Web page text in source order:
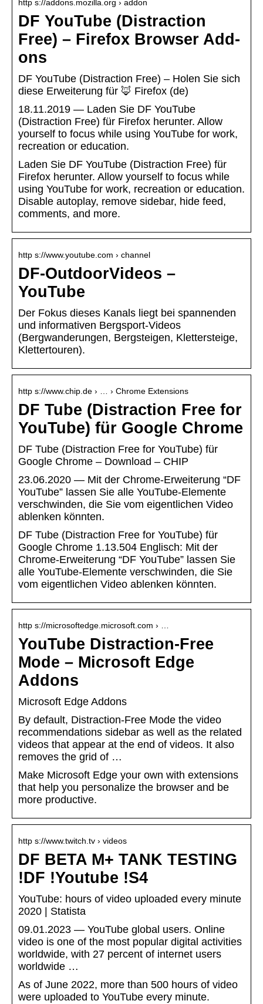
http s://addons.mozilla.org › addon
DF YouTube (Distraction
Free) – Firefox Browser Add-
ons
DF YouTube (Distraction Free) – Holen Sie sich
diese Erweiterung für 🦊 Firefox (de)
18.11.2019 — Laden Sie DF YouTube
(Distraction Free) für Firefox herunter. Allow
yourself to focus while using YouTube for work,
recreation or education.
Laden Sie DF YouTube (Distraction Free) für
Firefox herunter. Allow yourself to focus while
using YouTube for work, recreation or education.
Disable autoplay, remove sidebar, hide feed,
comments, and more.
http s://www.youtube.com › channel
DF-OutdoorVideos –
YouTube
Der Fokus dieses Kanals liegt bei spannenden
und informativen Bergsport-Videos
(Bergwanderungen, Bergsteigen, Klettersteige,
Klettertouren).
http s://www.chip.de › … › Chrome Extensions
DF Tube (Distraction Free for
YouTube) für Google Chrome
DF Tube (Distraction Free for YouTube) für
Google Chrome – Download – CHIP
23.06.2020 — Mit der Chrome-Erweiterung “DF
YouTube” lassen Sie alle YouTube-Elemente
verschwinden, die Sie vom eigentlichen Video
ablenken könnten.
DF Tube (Distraction Free for YouTube) für
Google Chrome 1.13.504 Englisch: Mit der
Chrome-Erweiterung “DF YouTube” lassen Sie
alle YouTube-Elemente verschwinden, die Sie
vom eigentlichen Video ablenken könnten.
http s://microsoftedge.microsoft.com › …
YouTube Distraction-Free
Mode – Microsoft Edge
Addons
Microsoft Edge Addons
By default, Distraction-Free Mode the video
recommendations sidebar as well as the related
videos that appear at the end of videos. It also
removes the grid of …
Make Microsoft Edge your own with extensions
that help you personalize the browser and be
more productive.
http s://www.twitch.tv › videos
DF BETA M+ TANK TESTING
!DF !Youtube !S4
YouTube: hours of video uploaded every minute
2020 | Statista
09.01.2023 — YouTube global users. Online
video is one of the most popular digital activities
worldwide, with 27 percent of internet users
worldwide …
As of June 2022, more than 500 hours of video
were uploaded to YouTube every minute.